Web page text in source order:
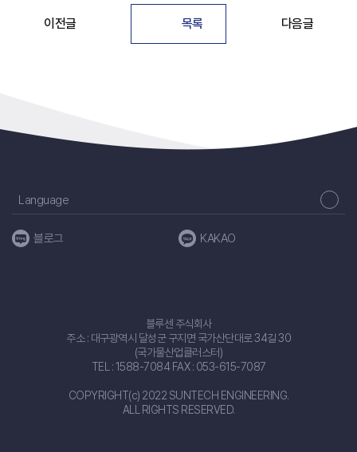
이전글 목록 다음글
Language
블로그 KAKAO
블루센 주식회사
주소 : 대구광역시 달성군 구지면 국가산단대로 34길 30
(국가물산업클러스터)
TEL : 1588-7084 FAX : 053-615-7087
COPYRIGHT(c) 2022 SUNTECH ENGINEERING.
ALL RIGHTS RESERVED.